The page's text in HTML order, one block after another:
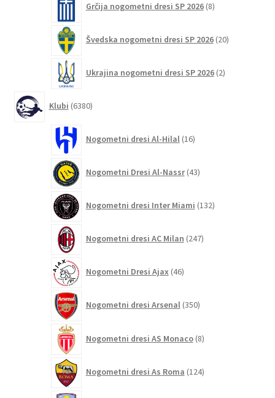
Grčija nogometni dresi SP 2026 8izdelkov
Švedska nogometni dresi SP 2026 20izdelkov
Ukrajina nogometni dresi SP 2026 2izdelka
Klubi 6380izdelkov
Nogometni dresi Al-Hilal 16izdelkov
Nogometni Dresi Al-Nassr 43izdelkov
Nogometni dresi Inter Miami 132izdelkov
Nogometni dresi AC Milan 247izdelkov
Nogometni Dresi Ajax 46izdelkov
Nogometni dresi Arsenal 350izdelkov
Nogometni dresi AS Monaco 8izdelkov
Nogometni dresi As Roma 124izdelkov